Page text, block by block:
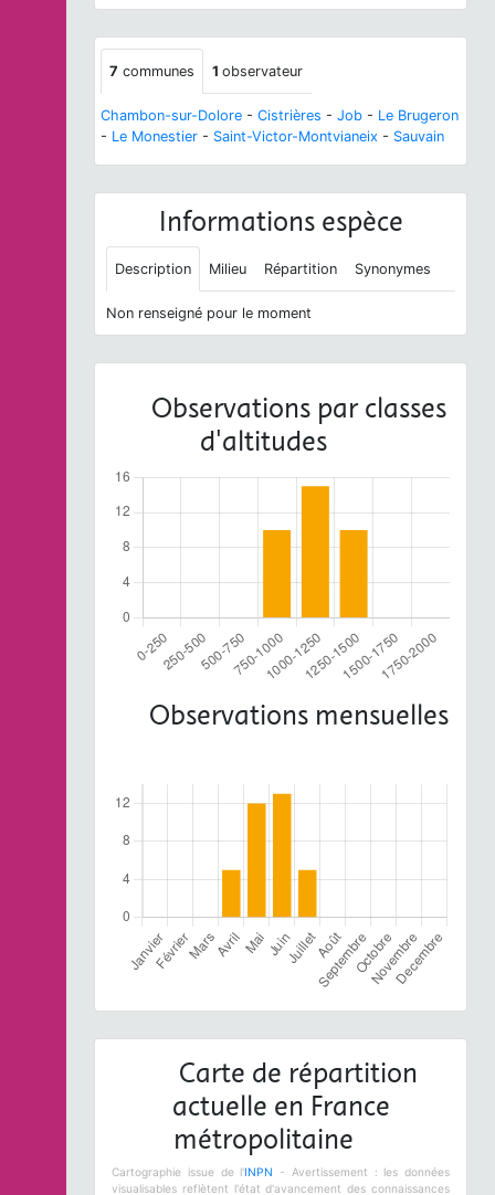
7 communes 1 observateur
Chambon-sur-Dolore - Cistrières - Job - Le Brugeron
- Le Monestier - Saint-Victor-Montvianeix - Sauvain
Informations espèce
Description Milieu Répartition Synonymes
Non renseigné pour le moment
Observations par classes
d'altitudes
Observations mensuelles
Carte de répartition
actuelle en France
métropolitaine
Cartographie issue de l'INPN
- Avertissement : les données
visualisables reflètent l'état d'avancement des connaissances